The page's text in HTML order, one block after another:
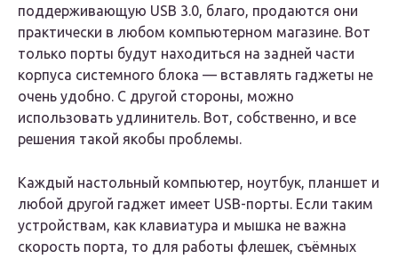
поддерживающую USB 3.0, благо, продаются они
практически в любом компьютерном магазине. Вот
только порты будут находиться на задней части
корпуса системного блока — вставлять гаджеты не
очень удобно. С другой стороны, можно
использовать удлинитель. Вот, собственно, и все
решения такой якобы проблемы.
Каждый настольный компьютер, ноутбук, планшет и
любой другой гаджет имеет USB-порты. Если таким
устройствам, как клавиатура и мышка не важна
скорость порта, то для работы флешек, съёмных